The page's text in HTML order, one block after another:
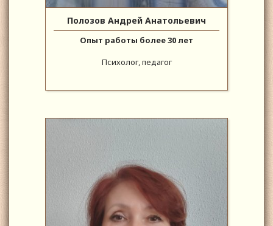
Полозов Андрей Анатольевич
Опыт работы более 30 лет
Психолог, педагог